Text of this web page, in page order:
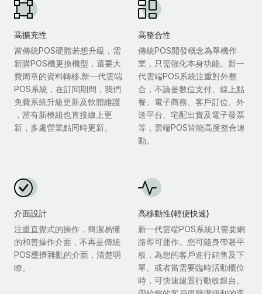
高擴充性
當傳統POS硬體若想升級，需
新購POS機更換機型，還要大
費周章的資料轉移.新一代雲端
POS系統，在訂閱期間，我們
免費系統升級更新及軟體維護
，當有新模組也直接線上更
新，多處營業點同時更新。
高整合性
傳統POS開發概念為單機作
業，只需強化本身功能。新一
代雲端POS系統注重對外整
合，不論是數位支付、線上點
餐、電子商務、客戶訂位、外
送平台、宅配出貨及電子發票
等，雲端POS皆能高度整合連
動。
介面設計
注重直覺式的操作，簡潔易懂
的和善操作介面，不再是傳統
POS壅擠雜亂的介面，清楚明
瞭。
高移動性(輕便快速)
新一代雲端POS系統只需要網
路即可運作。您可隨身帶著平
板，為您的客戶進行銷售及下
單。或者當需要臨時活動櫃位
時，可快速建置行動收銀台。